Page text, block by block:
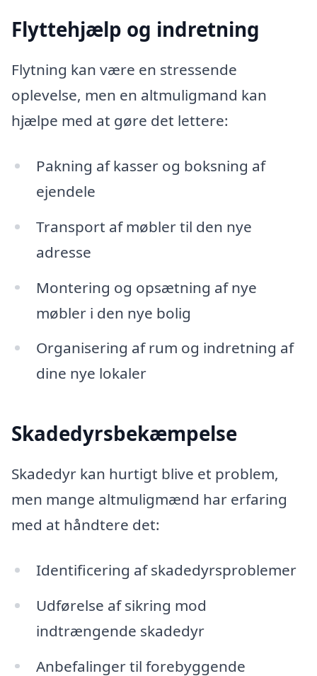
Flyttehjælp og indretning
Flytning kan være en stressende
oplevelse, men en altmuligmand kan
hjælpe med at gøre det lettere:
Pakning af kasser og boksning af
ejendele
Transport af møbler til den nye
adresse
Montering og opsætning af nye
møbler i den nye bolig
Organisering af rum og indretning af
dine nye lokaler
Skadedyrsbekæmpelse
Skadedyr kan hurtigt blive et problem,
men mange altmuligmænd har erfaring
med at håndtere det:
Identificering af skadedyrsproblemer
Udførelse af sikring mod
indtrængende skadedyr
Anbefalinger til forebyggende